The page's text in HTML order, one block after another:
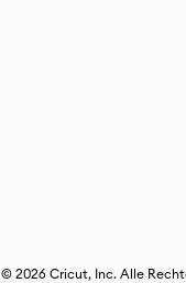
© 2026 Cricut, Inc. Alle